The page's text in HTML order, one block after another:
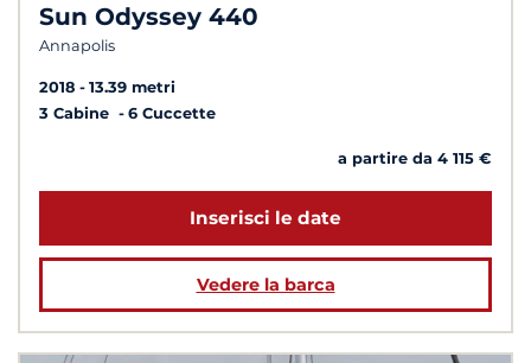
Sun Odyssey 440
Annapolis
2018
13.39 metri
3 Cabine
6 Cuccette
a partire da 4 115 €
Inserisci le date
Vedere la barca